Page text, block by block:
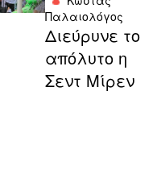
Παλαιολόγος
Διεύρυνε το
απόλυτο η
Σεντ Μίρεν